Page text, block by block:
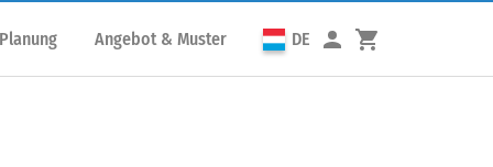
Angebot & Muster DE